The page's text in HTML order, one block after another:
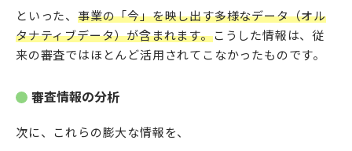
といった、 事業の「今」を映し出す多様なデータ（オル
タナティブデータ）が含まれます。こうした情報は、従
来の審査ではほとんど活用されてこなかったものです。
審査情報の分析
次に、これらの膨大な情報を、